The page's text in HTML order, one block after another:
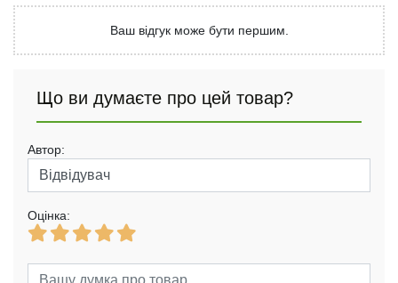
Ваш відгук може бути першим.
Що ви думаєте про цей товар?
Автор:
Оцінка: